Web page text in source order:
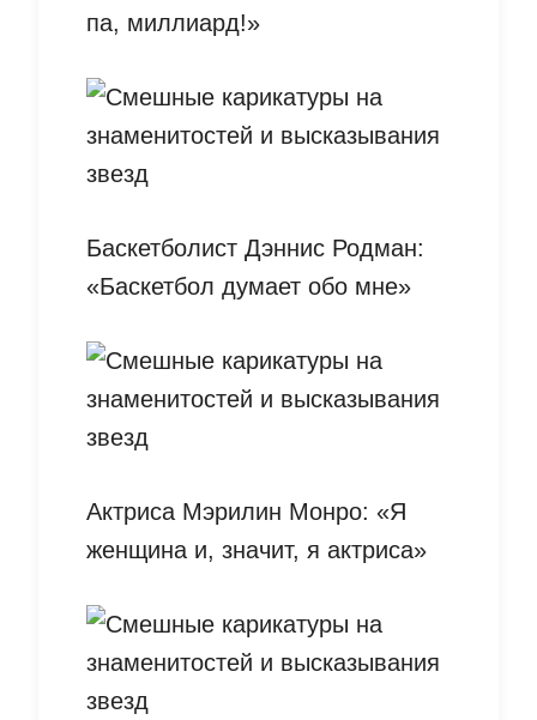
па, миллиард!»
Баскетболист Дэннис Родман:
«Баскетбол думает обо мне»
Актриса Мэрилин Монро: «Я
женщина и, значит, я актриса»